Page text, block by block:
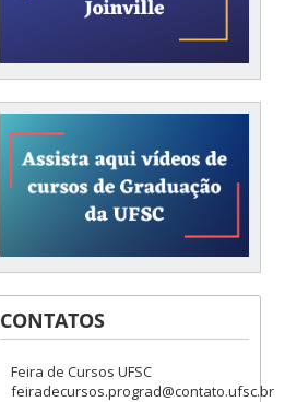
CONTATOS
Feira de Cursos UFSC
feiradecursos.prograd@contato.ufsc.br